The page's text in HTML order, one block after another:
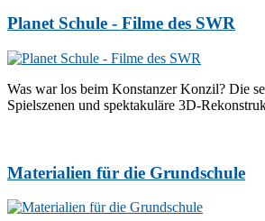
Planet Schule - Filme des SWR
Was war los beim Konstanzer Konzil? Die
Spielszenen und spektakuläre 3D-
Materialien für die Grundschule